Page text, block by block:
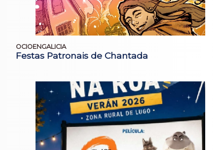
OCIOENGALICIA
Festas Patronais de Chantada